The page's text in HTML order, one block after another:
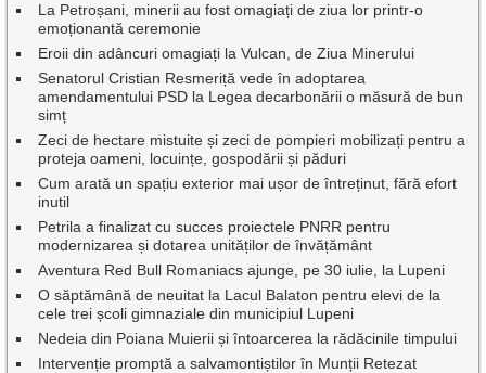
La Petroșani, minerii au fost omagiați de ziua lor printr-o
emoționantă ceremonie
Eroii din adâncuri omagiați la Vulcan, de Ziua Minerului
Senatorul Cristian Resmeriță vede în adoptarea
amendamentului PSD la Legea decarbonării o măsură de bun
simț
Zeci de hectare mistuite și zeci de pompieri mobilizați pentru a
proteja oameni, locuințe, gospodării și păduri
Cum arată un spațiu exterior mai ușor de întreținut, fără efort
inutil
Petrila a finalizat cu succes proiectele PNRR pentru
modernizarea și dotarea unităților de învățământ
Aventura Red Bull Romaniacs ajunge, pe 30 iulie, la Lupeni
O săptămână de neuitat la Lacul Balaton pentru elevi de la
cele trei școli gimnaziale din municipiul Lupeni
Nedeia din Poiana Muierii și întoarcerea la rădăcinile timpului
Intervenție promptă a salvamontiștilor în Munții Retezat